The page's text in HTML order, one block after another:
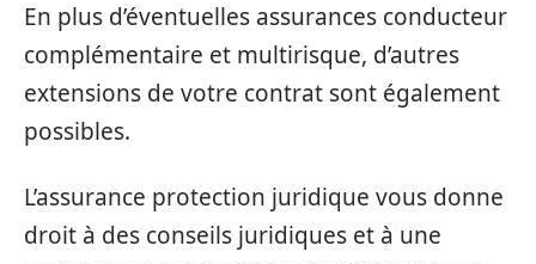
En plus d’éventuelles assurances conducteur
complémentaire et multirisque, d’autres
extensions de votre contrat sont également
possibles.
L’assurance protection juridique vous donne
droit à des conseils juridiques et à une